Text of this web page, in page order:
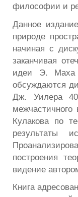
философии и
Данное
природе
начиная с
заканчивая
идеи Э. Маха
обсуждаются
Дж. Уилера 40-
Кулакова по
результаты
построения
видение
Книга